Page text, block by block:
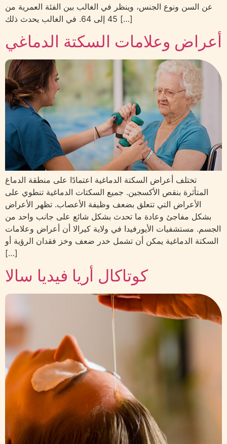
عن السن ونوع الجنس، وينظر في الغالب بين الفئة العمرية من
45 إلى 64. في الغالب يحدث ذلك […]
أعراض وعلامات السكتة الدماغي
تختلف أعراض السكتة الدماغية اعتمادًا على منطقة الدماغ
المتأثرة بنقص الأكسجين. جميع السكتات الدماغية تنطوي على
الأعراض التي تتعلق بضعف وظيفة الأعصاب. تظهر الأعراض
بشكل مفاجئ وعادة ما تحدث بشكل شائع على جانب واحد من
الجسم. مستشفيات الأيورفيدا في ولاية كيرالا أن أعراض وعلامات
السكتة الدماغية يمكن أن تشمل خدر ضعف وخز فقدان الرؤية أو
[…]
كوتاكال أريا فيديا سالا